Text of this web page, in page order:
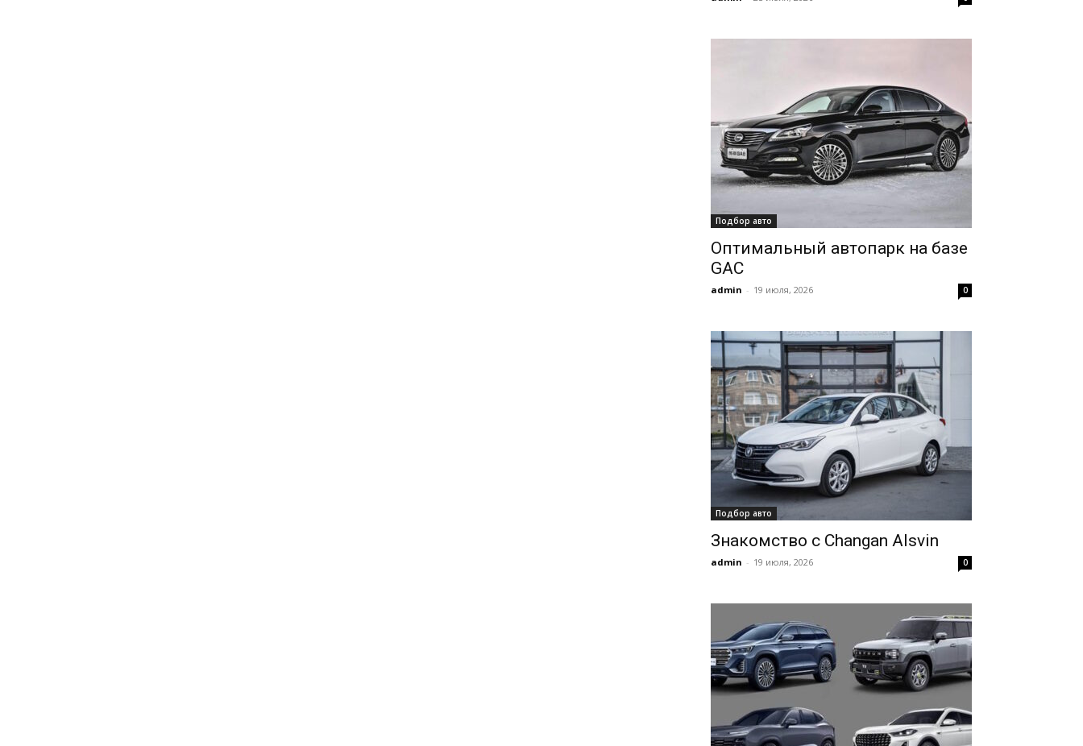
Подбор авто
Оптимальный автопарк на базе
GAC
admin - 19 июля, 2026 0
Подбор авто
Знакомство с Changan Alsvin
admin - 19 июля, 2026 0